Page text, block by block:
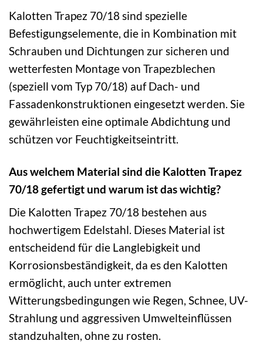
Kalotten Trapez 70/18 sind spezielle
Befestigungselemente, die in Kombination mit
Schrauben und Dichtungen zur sicheren und
wetterfesten Montage von Trapezblechen
(speziell vom Typ 70/18) auf Dach- und
Fassadenkonstruktionen eingesetzt werden. Sie
gewährleisten eine optimale Abdichtung und
schützen vor Feuchtigkeitseintritt.
Aus welchem Material sind die Kalotten Trapez
70/18 gefertigt und warum ist das wichtig?
Die Kalotten Trapez 70/18 bestehen aus
hochwertigem Edelstahl. Dieses Material ist
entscheidend für die Langlebigkeit und
Korrosionsbeständigkeit, da es den Kalotten
ermöglicht, auch unter extremen
Witterungsbedingungen wie Regen, Schnee, UV-
Strahlung und aggressiven Umwelteinflüssen
standzuhalten, ohne zu rosten.